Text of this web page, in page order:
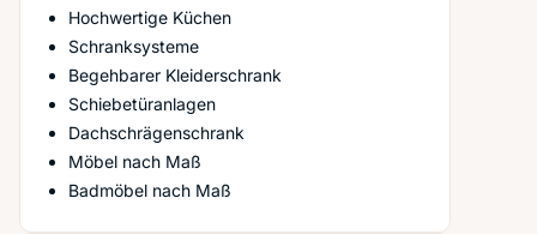
Hochwertige Küchen
Schranksysteme
Begehbarer Kleiderschrank
Schiebetüranlagen
Dachschrägenschrank
Möbel nach Maß
Badmöbel nach Maß